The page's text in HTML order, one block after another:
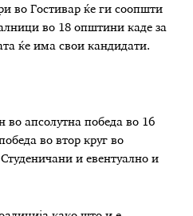
во Гостивар ќе ги соопшти
во 18 општини каде за
ќе има свои кандидати.
во апсолутна победа во 16
во втор круг во
и евентуално и